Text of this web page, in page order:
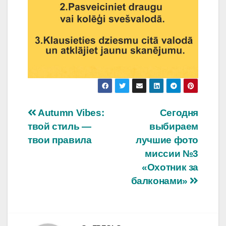
Навигация
по
Сегодня
выбираем
лучшие фото
миссии №3
«Охотник за
балконами»
Autumn Vibes:
твой стиль —
твои правила